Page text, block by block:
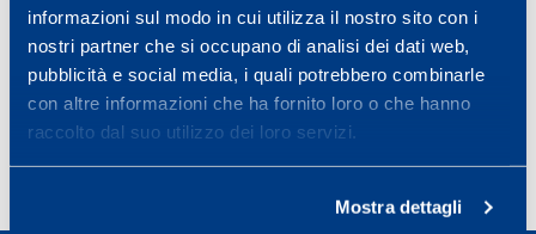
informazioni sul modo in cui utilizza il nostro sito con i
nostri partner che si occupano di analisi dei dati web,
pubblicità e social media, i quali potrebbero combinarle
con altre informazioni che ha fornito loro o che hanno
raccolto dal suo utilizzo dei loro servizi.
Mostra dettagli
Leggi tutto
Previous page
Page Page Page
30